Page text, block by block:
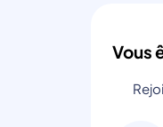
Vous